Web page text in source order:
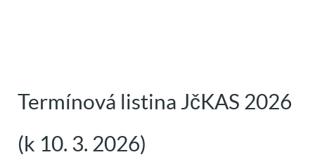
Termínová listina JčKAS 2026
(k 10. 3. 2026)